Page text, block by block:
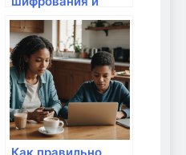
защиты
передаваемых
данных в
домашних
условиях: полное
руководство